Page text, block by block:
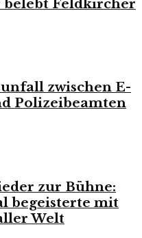
Feldkircher
zwischen E-
Polizeibeamten
zur Bühne:
begeisterte mit
Welt